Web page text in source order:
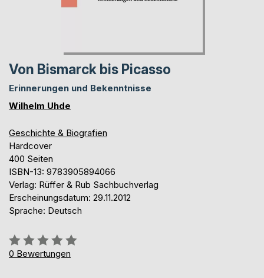
Von Bismarck bis Picasso
Erinnerungen und Bekenntnisse
Wilhelm Uhde
Geschichte & Biografien
Hardcover
400 Seiten
ISBN-13: 9783905894066
Verlag: Rüffer & Rub Sachbuchverlag
Erscheinungsdatum: 29.11.2012
Sprache: Deutsch
Bewertung::
0%
0 Bewertungen